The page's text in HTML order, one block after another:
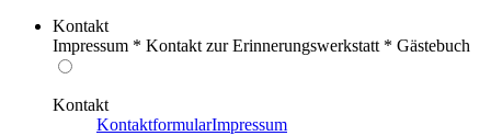
Kontakt
Impressum * Kontakt zur Erinnerungswerkstatt * Gästebuch
Kontakt
KontaktformularImpressum